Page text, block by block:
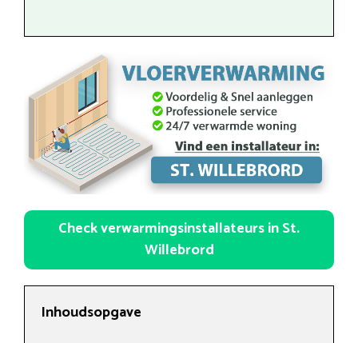
Check verwarmingsinstallateurs in St.
Willebrord
Inhoudsopgave